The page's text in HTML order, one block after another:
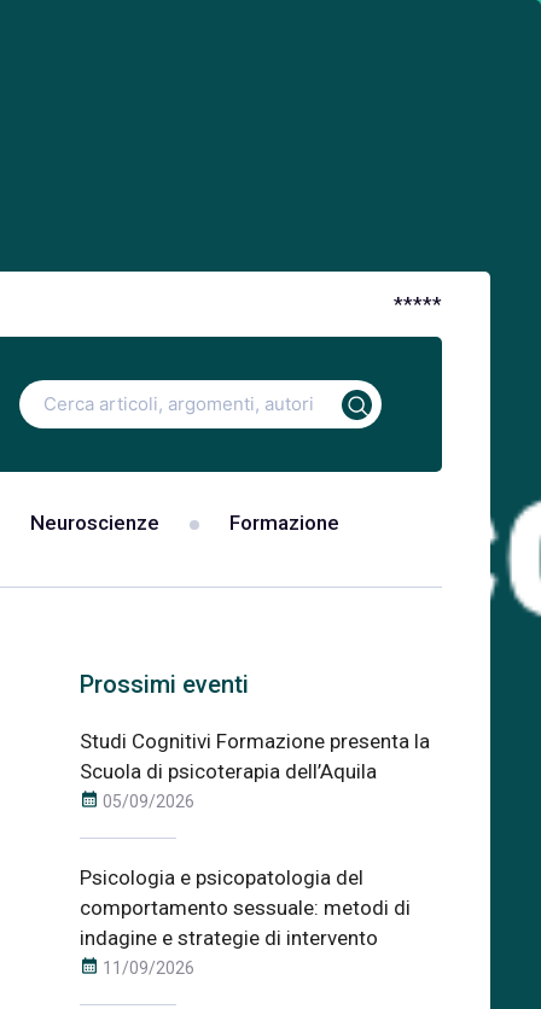
*****
Ricerca
per:
Neuroscienze Formazione
Prossimi eventi
Studi Cognitivi Formazione presenta la
Scuola di psicoterapia dell’Aquila
calendar_month 05/09/2026
Psicologia e psicopatologia del
comportamento sessuale: metodi di
indagine e strategie di intervento
calendar_month 11/09/2026